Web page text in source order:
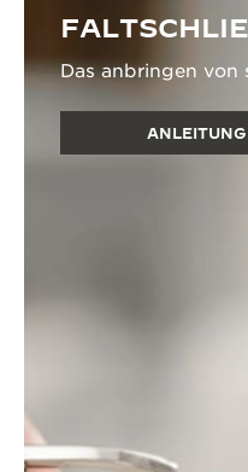
Das anbringen von